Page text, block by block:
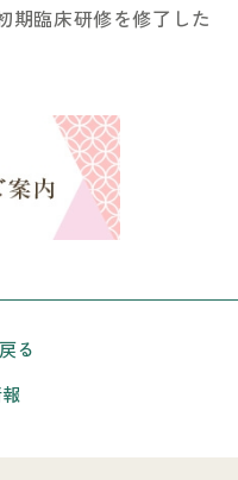
期臨床研修を修了した
る